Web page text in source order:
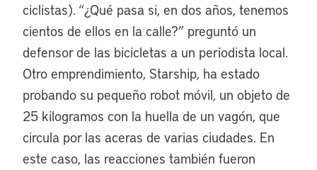
ciclistas). “¿Qué pasa si, en dos años, tenemos
cientos de ellos en la calle?” preguntó un
defensor de las bicicletas a un periodista local.
Otro emprendimiento, Starship, ha estado
probando su pequeño robot móvil, un objeto de
25 kilogramos con la huella de un vagón, que
circula por las aceras de varias ciudades. En
este caso, las reacciones también fueron